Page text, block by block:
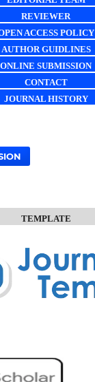
REVIEWER
ACCESS POLICY
AUTHOR GUIDLINES
ONLINE SUBMISSION
CONTACT
JOURNAL HISTORY
TEMPLATE